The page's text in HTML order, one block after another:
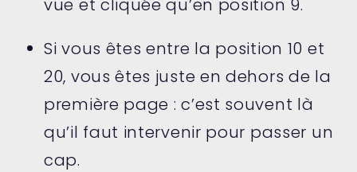
vue et cliquée qu’en position 9.
Si vous êtes entre la position 10 et
20, vous êtes juste en dehors de la
première page : c’est souvent là
qu’il faut intervenir pour passer un
cap.